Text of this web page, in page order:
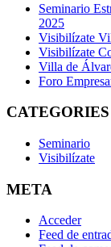
Seminario
2025
Visibilízate
Visibilízate
Villa de
Foro
CATEGORIES
Seminario
Visibilízate
META
Acceder
Feed de